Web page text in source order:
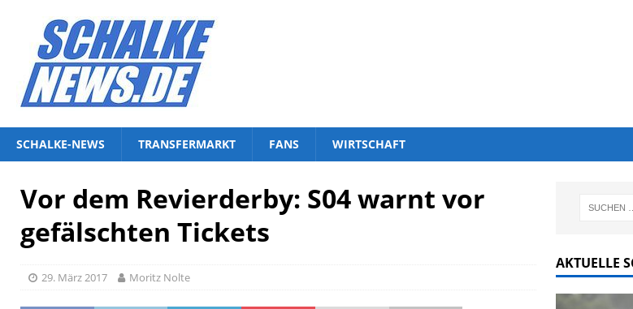
SCHALKE-NEWS TRANSFERMARKT FANS WIRTSCHAFT
Vor dem Revierderby: S04 warnt vor
gefälschten Tickets
29. März 2017 Moritz Nolte
AKTUELLE